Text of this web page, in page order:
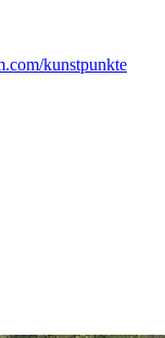
kunstpunkte